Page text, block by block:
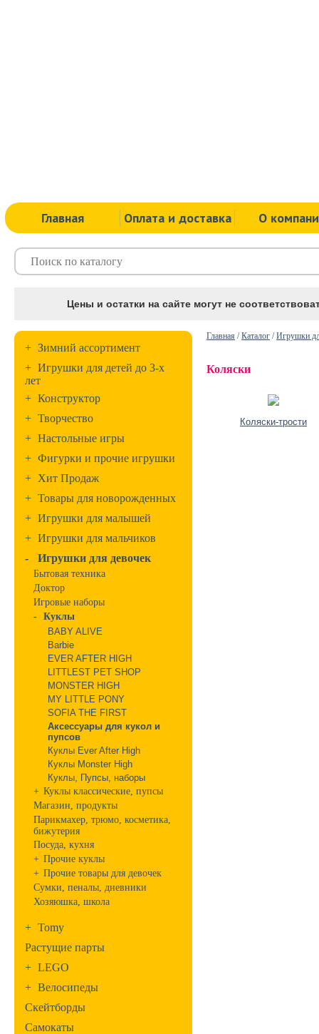
Главная Оплата и доставка О
Цены и остатки на сайте могут не
+ Зимний ассортимент
+ Игрушки для детей до 3-х
лет
+ Конструктор
+ Творчество
+ Настольные игры
+ Фигурки и прочие игрушки
+ Хит Продаж
+ Товары для новорожденных
+ Игрушки для малышей
+ Игрушки для мальчиков
-
Игрушки для девочек
Бытовая техника
Доктор
Игровые наборы
- Куклы
BABY ALIVE
Barbie
EVER AFTER HIGH
LITTLEST PET SHOP
MONSTER HIGH
MY LITTLE PONY
SOFIA THE FIRST
Аксессуары для кукол и
пупсов
Куклы Ever After High
Куклы Monster High
Куклы, Пупсы, наборы
+ Куклы классические, пупсы
Магазин, продукты
Парикмахер, трюмо, косметика,
бижутерия
Посуда, кухня
+ Прочие куклы
+ Прочие товары для девочек
Сумки, пеналы, дневники
Хозяюшка, школа
+ Tomy
Растущие парты
+ LEGO
+ Велосипеды
Скейтборды
Самокаты
Главная /Каталог /Игрушки
Коляски
Коляски-трости